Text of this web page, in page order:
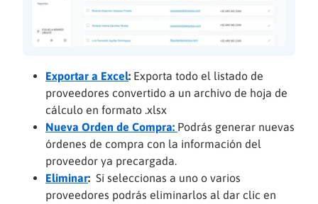
Exportar a Excel: Exporta todo el listado de
proveedores convertido a un archivo de hoja de
cálculo en formato .xlsx
Nueva Orden de Compra: Podrás generar nuevas
órdenes de compra con la información del
proveedor ya precargada.
Eliminar: Si seleccionas a uno o varios
proveedores podrás eliminarlos al dar clic en